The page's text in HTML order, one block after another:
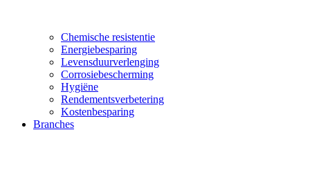
Chemische resistentie
Energiebesparing
Levensduurverlenging
Corrosiebescherming
Hygiëne
Rendementsverbetering
Kostenbesparing
Branches